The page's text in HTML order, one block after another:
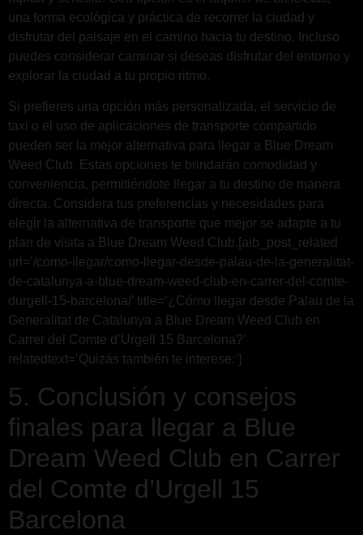
una forma ecológica y práctica de recorrer la ciudad y
disfrutar del paisaje en el camino hacia tu destino. Incluso
puedes considerar caminar si deseas disfrutar del entorno y
explorar la ciudad a tu propio ritmo.
Si prefieres una opción más personalizada, el servicio de
taxi o el uso de aplicaciones de transporte compartido
pueden ser la mejor alternativa para llegar a Blue Dream
Weed Club. Estas opciones te brindarán comodidad y
conveniencia, permitiéndote llegar a tu destino de manera
directa. Considera tus preferencias y necesidades para
elegir la alternativa de transporte que mejor se adapte a tu
plan de visita a Blue Dream Weed Club.[aib_post_related
url=’/como-llegar/como-llegar-desde-palau-de-la-generalitat-
de-catalunya-a-blue-dream-weed-club-en-carrer-del-comte-
durgell-15-barcelona/’ title=’¿Cómo llegar desde Palau de la
Generalitat de Catalunya a Blue Dream Weed Club en
Carrer del Comte d’Urgell 15 Barcelona?’
relatedtext=’Quizás también te interese:’]
5. Conclusión y consejos
finales para llegar a Blue
Dream Weed Club en Carrer
del Comte d’Urgell 15
Barcelona